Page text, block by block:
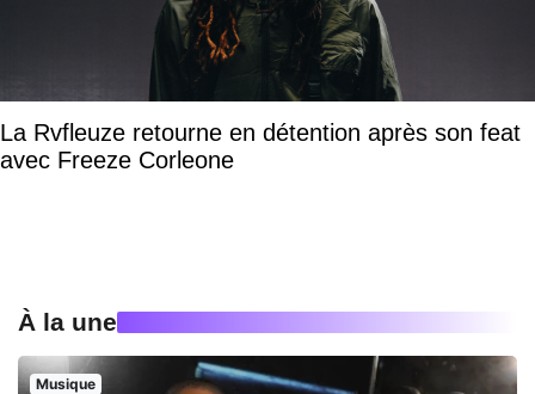
La Rvfleuze retourne en détention après son feat
avec Freeze Corleone
À la une
Musique